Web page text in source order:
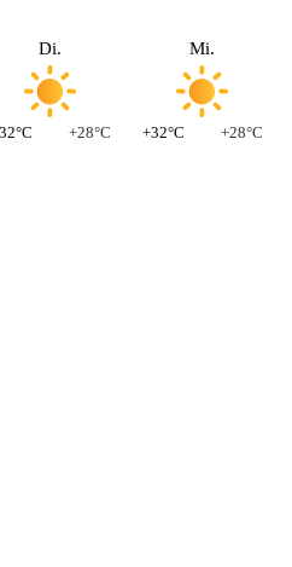
Di.
+28°C
Mi.
+32°C +28°C